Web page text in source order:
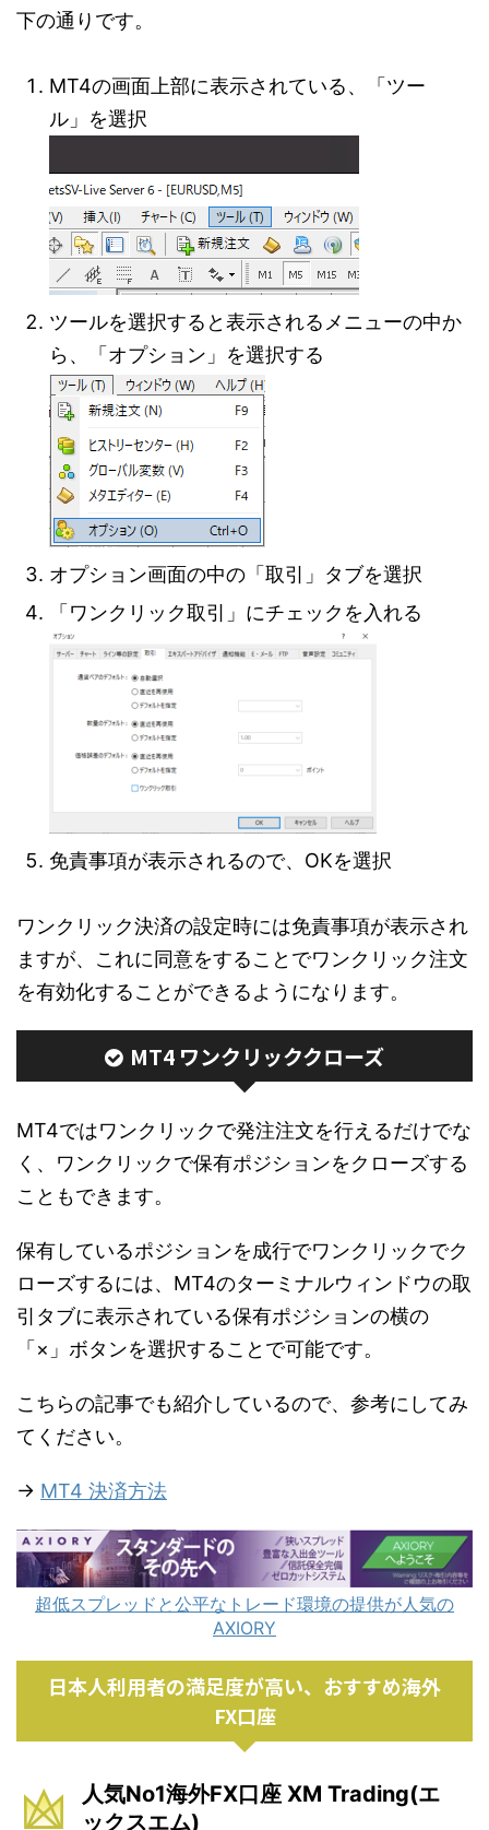
下の通りです。
MT4の画面上部に表示されている、「ツー
ル」を選択
ツールを選択すると表示されるメニューの中か
ら、「オプション」を選択する
オプション画面の中の「取引」タブを選択
「ワンクリック取引」にチェックを入れる
免責事項が表示されるので、OKを選択
ワンクリック決済の設定時には免責事項が表示され
ますが、これに同意をすることでワンクリック注文
を有効化することができるようになります。
MT4 ワンクリッククローズ
MT4ではワンクリックで発注注文を行えるだけでな
く、ワンクリックで保有ポジションをクローズする
こともできます。
保有しているポジションを成行でワンクリックでク
ローズするには、MT4のターミナルウィンドウの取
引タブに表示されている保有ポジションの横の
「×」ボタンを選択することで可能です。
こちらの記事でも紹介しているので、参考にしてみ
てください。
→ MT4 決済方法
超低スプレッドと公平なトレード環境の提供が人気の
AXIORY
日本人利用者の満足度が高い、おすすめ海外
FX口座
人気No1海外FX口座 XM Trading(エ
ックスエム)